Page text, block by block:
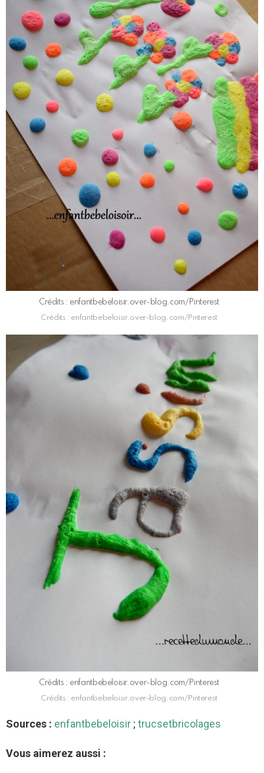
Crédits : enfantbebeloisir.over-blog.com/Pinterest
Crédits : enfantbebeloisir.over-blog.com/Pinterest
Crédits : enfantbebeloisir.over-blog.com/Pinterest
Crédits : enfantbebeloisir.over-blog.com/Pinterest
Sources : enfantbebeloisir ; trucsetbricolages
Vous aimerez aussi :